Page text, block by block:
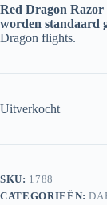
Red Dragon
worden standaard
Dragon flights.
Uitverkocht
SKU: 1788
CATEGORIEËN: